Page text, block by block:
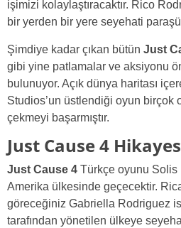
işimizi kolaylaştıracaktır. Rico
bir yerden bir yere seyehati
Şimdiye kadar çıkan bütün Just
gibi yine patlamalar ve aksiyonu
bulunuyor. Açık dünya haritası
Studios’un üstlendiği oyun birçok
çekmeyi başarmıştır.
Just Cause 4
Just Cause 4 Türkçe oyunu Solis
Amerika ülkesinde geçecektir.
göreceğiniz Gabriella Rodriguez
tarafından yönetilen ülkeye